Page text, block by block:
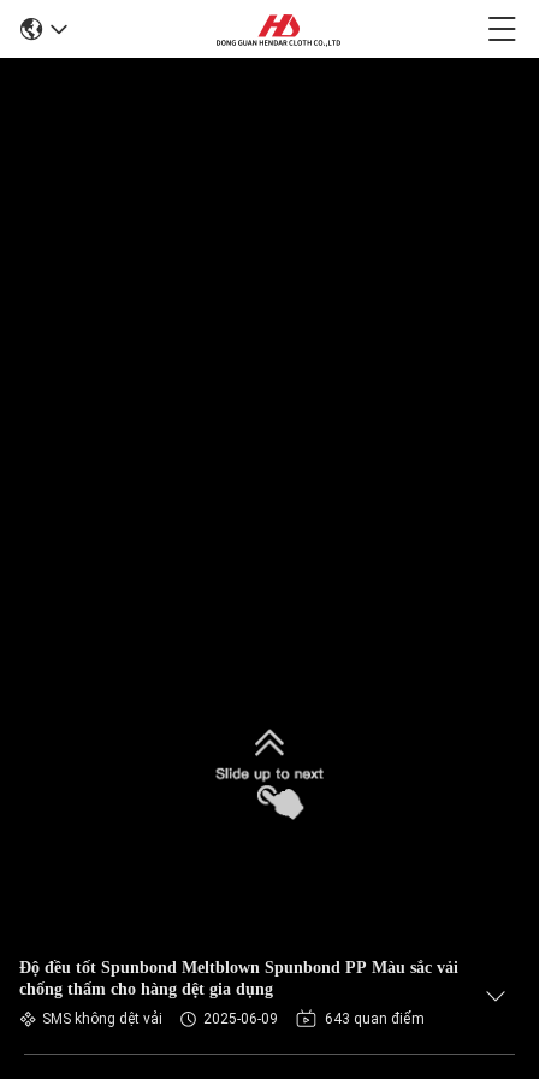
Độ đều tốt Spunbond Meltblown Spunbond PP Màu sắc vải
chống thấm cho hàng dệt gia dụng
SMS không dệt vải 2025-06-09 643 quan điểm